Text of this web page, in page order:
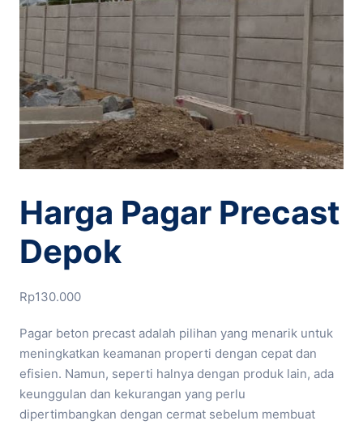
Harga Pagar Precast
Depok
Rp130.000
Pagar beton precast adalah pilihan yang menarik untuk
meningkatkan keamanan properti dengan cepat dan
efisien. Namun, seperti halnya dengan produk lain, ada
keunggulan dan kekurangan yang perlu
dipertimbangkan dengan cermat sebelum membuat